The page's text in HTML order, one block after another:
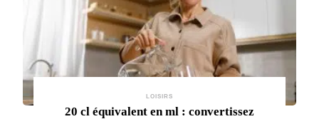
LOISIRS
20 cl équivalent en ml : convertissez